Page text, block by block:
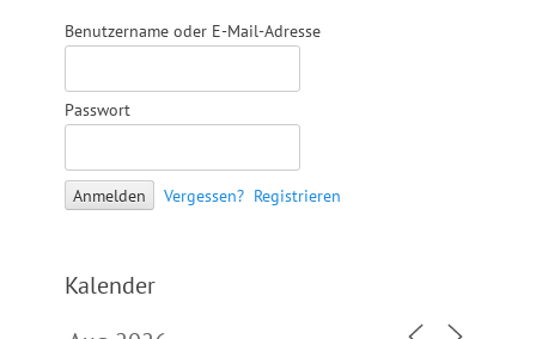
Benutzername oder E-Mail-Adresse
Passwort
Vergessen? Registrieren
Kalender